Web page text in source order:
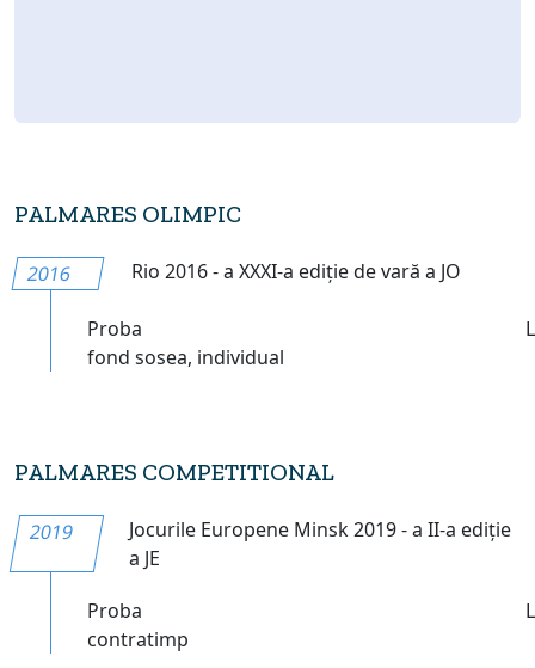
PALMARES OLIMPIC
2016 Rio 2016 - a XXXI-a ediție de vară a JO
Proba
fond sosea, individual
PALMARES COMPETITIONAL
2019
Jocurile Europene Minsk 2019 - a II-a ediție
a JE
Proba
contratimp